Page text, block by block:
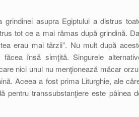
asupra Egiptului a distrus
tot ce a mai rămas după grindină.
erau mai târzii”. Nu mult după
însă simţită. Singurele
nici unul nu menţionează măcar
Aceea a fost prima Liturghie, ale
pentru transsubstanţiere este pâinea